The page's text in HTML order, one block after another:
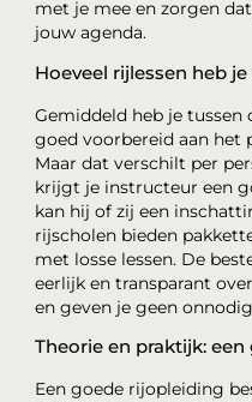
met je mee en zorgen
jouw agenda.
Hoeveel rijlessen heb
Gemiddeld heb je tussen
goed voorbereid aan het
Maar dat verschilt per
krijgt je instructeur een
kan hij of zij een
rijscholen bieden
met losse lessen. De
eerlijk en transparant
en geven je geen
Theorie en praktijk:
Een goede rijopleiding